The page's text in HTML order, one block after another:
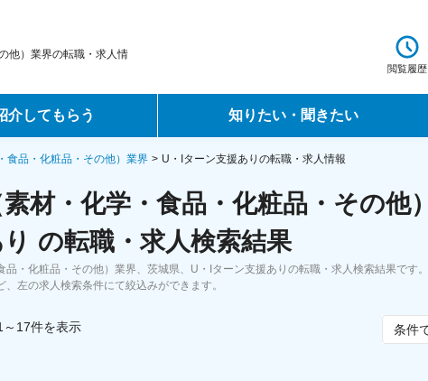
他）業界の転職・求人情
閲覧履歴
介してもらう
ビス
ェントサービス
知りたい・聞きたい
転職ノウハウ
データで見る転職
コラム・インタビュー
転職Q&A
食品・化粧品・その他）業界 U・Iターン支援ありの転職・求人情報
材・化学・食品・化粧品・その他
の転職・求人検索結果
品・化粧品・その他）業界、茨城県、U・Iターン支援ありの転職・求人検索結果です
左の求人検索条件にて絞込みができます。
～17件を表示 条件